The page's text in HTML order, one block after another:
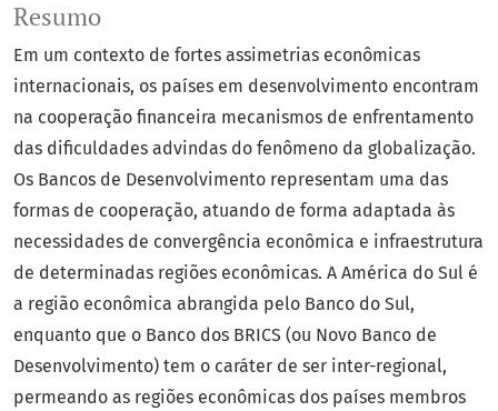
Resumo
Em um contexto de fortes assimetrias econômicas
internacionais, os países em desenvolvimento encontram
na cooperação financeira mecanismos de enfrentamento
das dificuldades advindas do fenômeno da globalização.
Os Bancos de Desenvolvimento representam uma das
formas de cooperação, atuando de forma adaptada às
necessidades de convergência econômica e infraestrutura
de determinadas regiões econômicas. A América do Sul é
a região econômica abrangida pelo Banco do Sul,
enquanto que o Banco dos BRICS (ou Novo Banco de
Desenvolvimento) tem o caráter de ser inter-regional,
permeando as regiões econômicas dos países membros